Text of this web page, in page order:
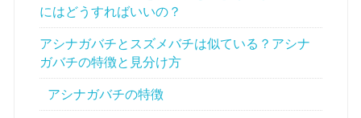
にはどうすればいいの？
アシナガバチとスズメバチは似ている？アシナ
ガバチの特徴と見分け方
アシナガバチの特徴